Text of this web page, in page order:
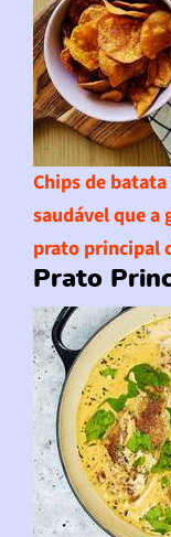
Chips de
saudável que a
prato principal
Prato